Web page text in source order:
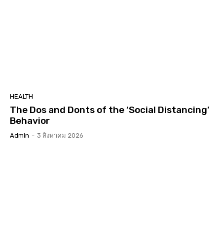
HEALTH
The Dos and Donts of the ‘Social Distancing’
Behavior
Admin - 3 สิงหาคม 2026